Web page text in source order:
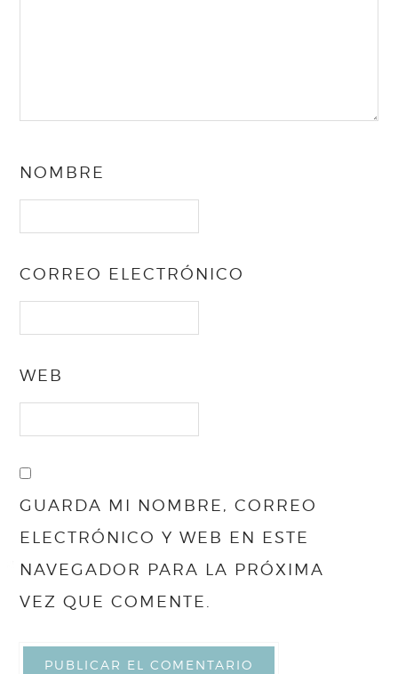
NOMBRE
CORREO ELECTRÓNICO
WEB
GUARDA MI NOMBRE, CORREO
ELECTRÓNICO Y WEB EN ESTE
NAVEGADOR PARA LA PRÓXIMA
VEZ QUE COMENTE.